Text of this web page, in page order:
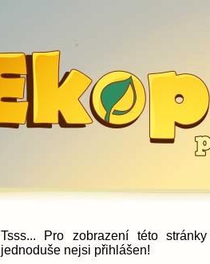
Tsss... Pro zobrazení této
jednoduše nejsi přihlášen!